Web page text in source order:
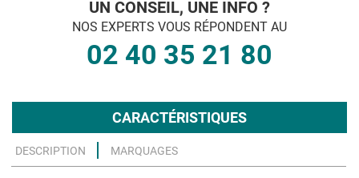
UN CONSEIL, UNE INFO ?
NOS EXPERTS VOUS RÉPONDENT AU
02 40 35 21 80
CARACTÉRISTIQUES
DESCRIPTION MARQUAGES